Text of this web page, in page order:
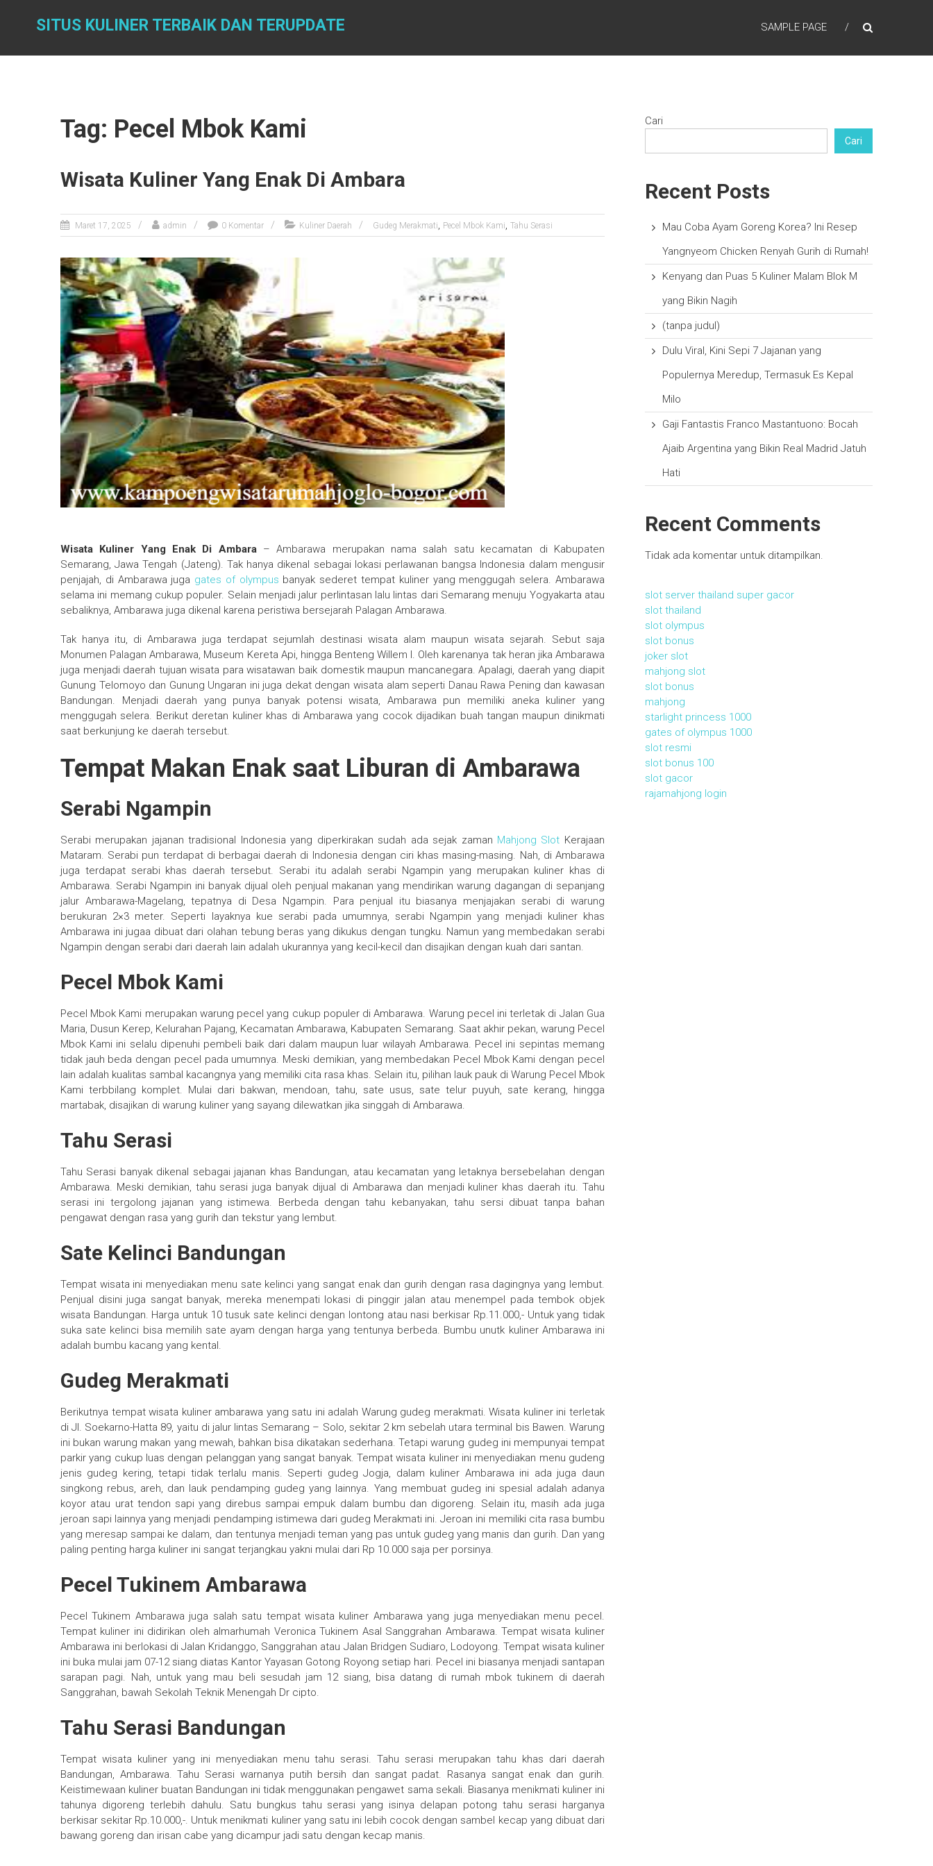
SITUS KULINER TERBAIK DAN TERUPDATE SAMPLE PAGE
Tag: Pecel Mbok Kami
Wisata Kuliner Yang Enak Di Ambara
Maret 17, 2025 admin 0 Komentar Kuliner Daerah Gudeg Merakmati, Pecel Mbok Kami, Tahu Serasi
Wisata Kuliner Yang Enak Di Ambara– Ambarawa merupakan nama salah satu kecamatan di Kabupaten
Semarang, Jawa Tengah (Jateng). Tak hanya dikenal sebagai lokasi perlawanan bangsa Indonesia dalam mengusir
penjajah, di Ambarawa juga gates of olympus banyak sederet tempat kuliner yang menggugah selera. Ambarawa
selama ini memang cukup populer. Selain menjadi jalur perlintasan lalu lintas dari Semarang menuju Yogyakarta atau
sebaliknya, Ambarawa juga dikenal karena peristiwa bersejarah Palagan Ambarawa.
Tak hanya itu, di Ambarawa juga terdapat sejumlah destinasi wisata alam maupun wisata sejarah. Sebut saja
Monumen Palagan Ambarawa, Museum Kereta Api, hingga Benteng Willem I. Oleh karenanya tak heran jika Ambarawa
juga menjadi daerah tujuan wisata para wisatawan baik domestik maupun mancanegara. Apalagi, daerah yang diapit
Gunung Telomoyo dan Gunung Ungaran ini juga dekat dengan wisata alam seperti Danau Rawa Pening dan kawasan
Bandungan. Menjadi daerah yang punya banyak potensi wisata, Ambarawa pun memiliki aneka kuliner yang
menggugah selera. Berikut deretan kuliner khas di Ambarawa yang cocok dijadikan buah tangan maupun dinikmati
saat berkunjung ke daerah tersebut.
Tempat Makan Enak saat Liburan di Ambarawa
Serabi Ngampin
Serabi merupakan jajanan tradisional Indonesia yang diperkirakan sudah ada sejak zaman Mahjong Slot Kerajaan
Mataram. Serabi pun terdapat di berbagai daerah di Indonesia dengan ciri khas masing-masing. Nah, di Ambarawa
juga terdapat serabi khas daerah tersebut. Serabi itu adalah serabi Ngampin yang merupakan kuliner khas di
Ambarawa. Serabi Ngampin ini banyak dijual oleh penjual makanan yang mendirikan warung dagangan di sepanjang
jalur Ambarawa-Magelang, tepatnya di Desa Ngampin. Para penjual itu biasanya menjajakan serabi di warung
berukuran 2×3 meter. Seperti layaknya kue serabi pada umumnya, serabi Ngampin yang menjadi kuliner khas
Ambarawa ini jugaa dibuat dari olahan tebung beras yang dikukus dengan tungku. Namun yang membedakan serabi
Ngampin dengan serabi dari daerah lain adalah ukurannya yang kecil-kecil dan disajikan dengan kuah dari santan.
Pecel Mbok Kami
Pecel Mbok Kami merupakan warung pecel yang cukup populer di Ambarawa. Warung pecel ini terletak di Jalan Gua
Maria, Dusun Kerep, Kelurahan Pajang, Kecamatan Ambarawa, Kabupaten Semarang. Saat akhir pekan, warung Pecel
Mbok Kami ini selalu dipenuhi pembeli baik dari dalam maupun luar wilayah Ambarawa. Pecel ini sepintas memang
tidak jauh beda dengan pecel pada umumnya. Meski demikian, yang membedakan Pecel Mbok Kami dengan pecel
lain adalah kualitas sambal kacangnya yang memiliki cita rasa khas. Selain itu, pilihan lauk pauk di Warung Pecel Mbok
Kami terbbilang komplet. Mulai dari bakwan, mendoan, tahu, sate usus, sate telur puyuh, sate kerang, hingga
martabak, disajikan di warung kuliner yang sayang dilewatkan jika singgah di Ambarawa.
Tahu Serasi
Tahu Serasi banyak dikenal sebagai jajanan khas Bandungan, atau kecamatan yang letaknya bersebelahan dengan
Ambarawa. Meski demikian, tahu serasi juga banyak dijual di Ambarawa dan menjadi kuliner khas daerah itu. Tahu
serasi ini tergolong jajanan yang istimewa. Berbeda dengan tahu kebanyakan, tahu sersi dibuat tanpa bahan
pengawat dengan rasa yang gurih dan tekstur yang lembut.
Sate Kelinci Bandungan
Tempat wisata ini menyediakan menu sate kelinci yang sangat enak dan gurih dengan rasa dagingnya yang lembut.
Penjual disini juga sangat banyak, mereka menempati lokasi di pinggir jalan atau menempel pada tembok objek
wisata Bandungan. Harga untuk 10 tusuk sate kelinci dengan lontong atau nasi berkisar Rp.11.000,- Untuk yang tidak
suka sate kelinci bisa memilih sate ayam dengan harga yang tentunya berbeda. Bumbu unutk kuliner Ambarawa ini
adalah bumbu kacang yang kental.
Gudeg Merakmati
Berikutnya tempat wisata kuliner ambarawa yang satu ini adalah Warung gudeg merakmati. Wisata kuliner ini terletak
di Jl. Soekarno-Hatta 89, yaitu di jalur lintas Semarang – Solo, sekitar 2 km sebelah utara terminal bis Bawen. Warung
ini bukan warung makan yang mewah, bahkan bisa dikatakan sederhana. Tetapi warung gudeg ini mempunyai tempat
parkir yang cukup luas dengan pelanggan yang sangat banyak. Tempat wisata kuliner ini menyediakan menu gudeng
jenis gudeg kering, tetapi tidak terlalu manis. Seperti gudeg Jogja, dalam kuliner Ambarawa ini ada juga daun
singkong rebus, areh, dan lauk pendamping gudeg yang lainnya. Yang membuat gudeg ini spesial adalah adanya
koyor atau urat tendon sapi yang direbus sampai empuk dalam bumbu dan digoreng. Selain itu, masih ada juga
jeroan sapi lainnya yang menjadi pendamping istimewa dari gudeg Merakmati ini. Jeroan ini memiliki cita rasa bumbu
yang meresap sampai ke dalam, dan tentunya menjadi teman yang pas untuk gudeg yang manis dan gurih. Dan yang
paling penting harga kuliner ini sangat terjangkau yakni mulai dari Rp 10.000 saja per porsinya.
Pecel Tukinem Ambarawa
Pecel Tukinem Ambarawa juga salah satu tempat wisata kuliner Ambarawa yang juga menyediakan menu pecel.
Tempat kuliner ini didirikan oleh almarhumah Veronica Tukinem Asal Sanggrahan Ambarawa. Tempat wisata kuliner
Ambarawa ini berlokasi di Jalan Kridanggo, Sanggrahan atau Jalan Bridgen Sudiaro, Lodoyong. Tempat wisata kuliner
ini buka mulai jam 07-12 siang diatas Kantor Yayasan Gotong Royong setiap hari. Pecel ini biasanya menjadi santapan
sarapan pagi. Nah, untuk yang mau beli sesudah jam 12 siang, bisa datang di rumah mbok tukinem di daerah
Sanggrahan, bawah Sekolah Teknik Menengah Dr cipto.
Tahu Serasi Bandungan
Tempat wisata kuliner yang ini menyediakan menu tahu serasi. Tahu serasi merupakan tahu khas dari daerah
Bandungan, Ambarawa. Tahu Serasi warnanya putih bersih dan sangat padat. Rasanya sangat enak dan gurih.
Keistimewaan kuliner buatan Bandungan ini tidak menggunakan pengawet sama sekali. Biasanya menikmati kuliner ini
tahunya digoreng terlebih dahulu. Satu bungkus tahu serasi yang isinya delapan potong tahu serasi harganya
berkisar sekitar Rp.10.000,-. Untuk menikmati kuliner yang satu ini lebih cocok dengan sambel kecap yang dibuat dari
bawang goreng dan irisan cabe yang dicampur jadi satu dengan kecap manis.
Cari
Cari
Recent Posts
Mau Coba Ayam Goreng Korea? Ini Resep
Yangnyeom Chicken Renyah Gurih di Rumah!
Kenyang dan Puas 5 Kuliner Malam Blok M
yang Bikin Nagih
(tanpa judul)
Dulu Viral, Kini Sepi 7 Jajanan yang
Populernya Meredup, Termasuk Es Kepal
Milo
Gaji Fantastis Franco Mastantuono: Bocah
Ajaib Argentina yang Bikin Real Madrid Jatuh
Hati
Recent Comments
Tidak ada komentar untuk ditampilkan.
slot server thailand super gacor
slot thailand
slot olympus
slot bonus
joker slot
mahjong slot
slot bonus
mahjong
starlight princess 1000
gates of olympus 1000
slot resmi
slot bonus 100
slot gacor
rajamahjong login